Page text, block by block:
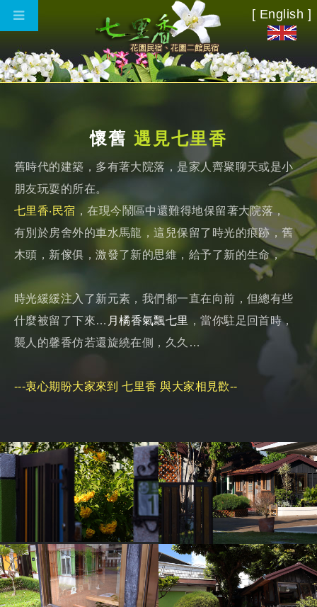
懷舊 遇見七里香
舊時代的建築，多有著大院落，是家人齊聚聊天或是小
朋友玩耍的所在。
七里香‧民宿 ，在現今鬧區中還難得地保留著大院落，
有別於房舍外的車水馬龍，這兒保留了時光的痕跡，舊
木頭，新傢俱，激發了新的思維，給予了新的生命，
時光緩緩注入了新元素，我們都一直在向前，但總有些
什麼被留了下來… 月橘香氣飄七里 ，當你駐足回首時，
襲人的馨香仿若還旋繞在側，久久…
---衷心期盼大家來到 七里香與大家相見歡--
[ English ]